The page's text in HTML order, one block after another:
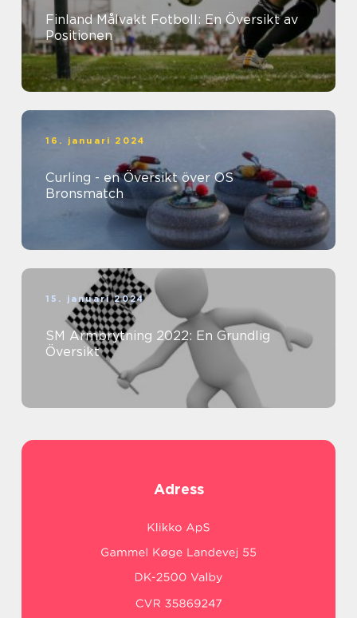
Finland Målvakt Fotboll: En Översikt av
Positionen
16. januari 2024
Curling - en Översikt över OS
Bronsmatch
15. januari 2024
SM Armbrytning 2022: En Grundlig
Översikt
Adress